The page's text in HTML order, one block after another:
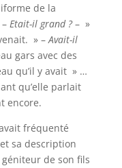
de la
Etait-il grand ?– »
» –Avait-il
gars avec des
qu’il y avait » …
qu’elle parlait
encore.
fréquenté
sa description
de son fils